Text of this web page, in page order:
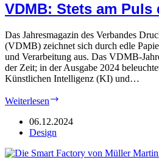
VDMB: Stets am Puls
Das Jahresmagazin des Verbandes
(VDMB) zeichnet sich durch edle
und Verarbeitung aus. Das VDMB-
der Zeit; in der Ausgabe 2024
Künstlichen Intelligenz (KI) und…
Weiterlesen
am
Zeit
06.12.2024
Design